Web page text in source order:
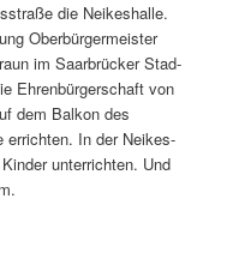
die Neike­shalle.
Ober­bürg­er­meis­ter
im Saar­brück­er Stad­
Ehren­bürg­er­schaft von
dem Balkon des
erricht­en. In der Neikes-
unter­richt­en. Und